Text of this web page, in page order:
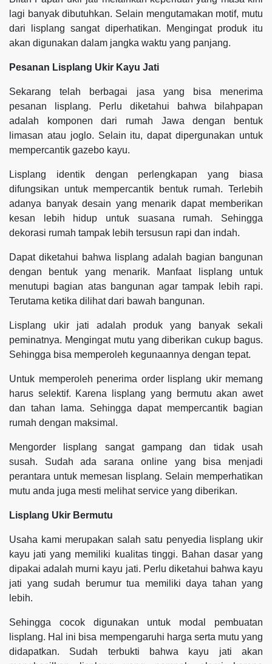
lagi banyak dibutuhkan. Selain mengutamakan motif, mutu
dari lisplang sangat diperhatikan. Mengingat produk itu
akan digunakan dalam jangka waktu yang panjang.
Pesanan Lisplang Ukir Kayu Jati
Sekarang telah berbagai jasa yang bisa menerima
pesanan lisplang. Perlu diketahui bahwa bilahpapan
adalah komponen dari rumah Jawa dengan bentuk
limasan atau joglo. Selain itu, dapat dipergunakan untuk
mempercantik gazebo kayu.
Lisplang identik dengan perlengkapan yang biasa
difungsikan untuk mempercantik bentuk rumah. Terlebih
adanya banyak desain yang menarik dapat memberikan
kesan lebih hidup untuk suasana rumah. Sehingga
dekorasi rumah tampak lebih tersusun rapi dan indah.
Dapat diketahui bahwa lisplang adalah bagian bangunan
dengan bentuk yang menarik. Manfaat lisplang untuk
menutupi bagian atas bangunan agar tampak lebih rapi.
Terutama ketika dilihat dari bawah bangunan.
Lisplang ukir jati adalah produk yang banyak sekali
peminatnya. Mengingat mutu yang diberikan cukup bagus.
Sehingga bisa memperoleh kegunaannya dengan tepat.
Untuk memperoleh penerima order lisplang ukir memang
harus selektif. Karena lisplang yang bermutu akan awet
dan tahan lama. Sehingga dapat mempercantik bagian
rumah dengan maksimal.
Mengorder lisplang sangat gampang dan tidak usah
susah. Sudah ada sarana online yang bisa menjadi
perantara untuk memesan lisplang. Selain memperhatikan
mutu anda juga mesti melihat service yang diberikan.
Lisplang Ukir Bermutu
Usaha kami merupakan salah satu penyedia lisplang ukir
kayu jati yang memiliki kualitas tinggi. Bahan dasar yang
dipakai adalah murni kayu jati. Perlu diketahui bahwa kayu
jati yang sudah berumur tua memiliki daya tahan yang
lebih.
Sehingga cocok digunakan untuk modal pembuatan
lisplang. Hal ini bisa mempengaruhi harga serta mutu yang
didapatkan. Sudah terbukti bahwa kayu jati akan